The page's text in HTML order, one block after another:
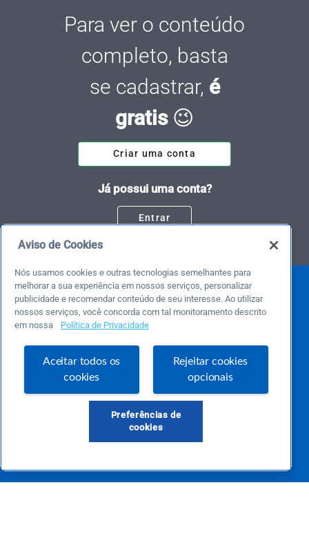
Para ver o conteúdo
completo, basta
se cadastrar, é
gratis😉
Criar uma conta
Já possui uma conta?
Entrar
O Sebrae não se responsabiliza pelo conteúdo publicado por terceiros.
Uma das maiores Comunidades de Empreendedorismo do Brasil, a Comunidade
pertinentes e temas específicos que se conecte com a realidade da sua empresa.
E claro, conte sempre com o Sebrae/PR, em todos os momentos de sua vida
Aviso de Cookies
Nós usamos cookies e outras tecnologias semelhantes para
melhorar a sua experiência em nossos serviços, personalizar
publicidade e recomendar conteúdo de seu interesse. Ao utilizar
nossos serviços, você concorda com tal monitoramento descrito
em nossa
Política de Privacidade
Aceitar todos os
cookies
Rejeitar cookies
opcionais
Preferências de
cookies